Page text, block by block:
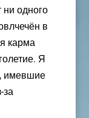
ни одного
в
карма
Я
имевшие
за